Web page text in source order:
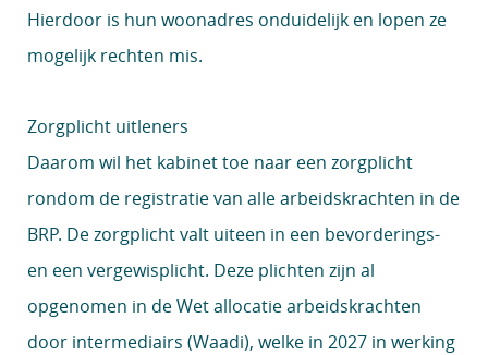
Hierdoor is hun woonadres onduidelijk en lopen ze
mogelijk rechten mis.
Zorgplicht uitleners
Daarom wil het kabinet toe naar een zorgplicht
rondom de registratie van alle arbeidskrachten in de
BRP. De zorgplicht valt uiteen in een bevorderings-
en een vergewisplicht. Deze plichten zijn al
opgenomen in de Wet allocatie arbeidskrachten
door intermediairs (Waadi), welke in 2027 in werking